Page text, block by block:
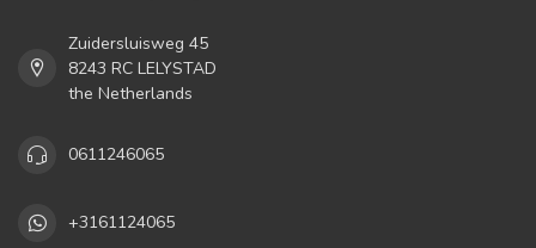
Zuidersluisweg 45
8243 RC LELYSTAD
the Netherlands
0611246065
+3161124065